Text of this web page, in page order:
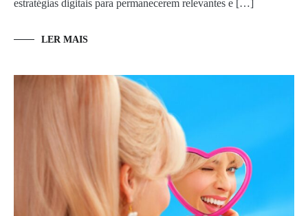
estratégias digitais para permanecerem relevantes e […]
LER MAIS